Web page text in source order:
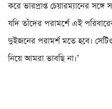
করে ভারপ্রাপ্ত চেয়ারম্যানের
যদি তাঁদের পরামর্শে এই
দুইজনের পরামর্শ মতে হবে।
নিয়ে আমরা ভাবছি না।’